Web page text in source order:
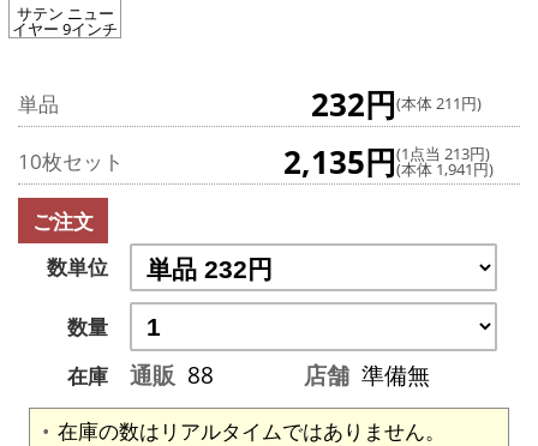
サテン ニュー
イヤー 9インチ
単品 232円(本体 211円)
10枚セット 2,135円(1点当 213円)
(本体 1,941円)
ご注文
数単位
数量
在庫
通販 88 店舗 準備無
在庫の数はリアルタイムではありません。